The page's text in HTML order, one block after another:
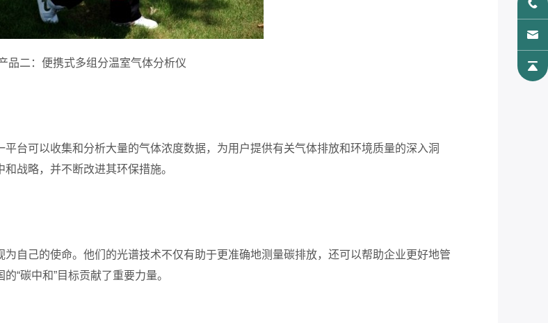
品二：便携式多组分温室气体分析仪
台可以收集和分析大量的气体浓度数据，为用户提供有关气体排放和环境质量的深入洞
战略，并不断改进其环保措施。
自己的使命。他们的光谱技术不仅有助于更准确地测量碳排放，还可以帮助企业更好地管
的“碳中和”目标贡献了重要力量。